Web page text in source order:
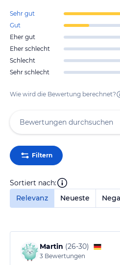
Sehr gut
Gut
Eher gut
Eher schlecht
Schlecht
Sehr schlecht
Wie wird die Bewertung berechnet?
Filtern
Sortiert nach:
Relevanz
Neueste
Martin (26-30)
3 Bewertungen